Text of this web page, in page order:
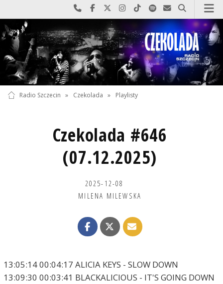
Najlepiej po prostu do nas zadzwoń
Odwiedź nas na Facebook-u
Odwiedź nas na X
Odwiedź nas na Instagram-ie
Odwiedź nas na TikTok-u
Szukaj nas na Spotify
Wyślij do nas
Szukaj
Radio Szczecin » Czekolada » Playlisty
Czekolada #646
(07.12.2025)
2025-12-08
MILENA MILEWSKA
13:05:14 00:04:17 ALICIA KEYS - SLOW DOWN
13:09:30 00:03:41 BLACKALICIOUS - IT'S GOING DOWN